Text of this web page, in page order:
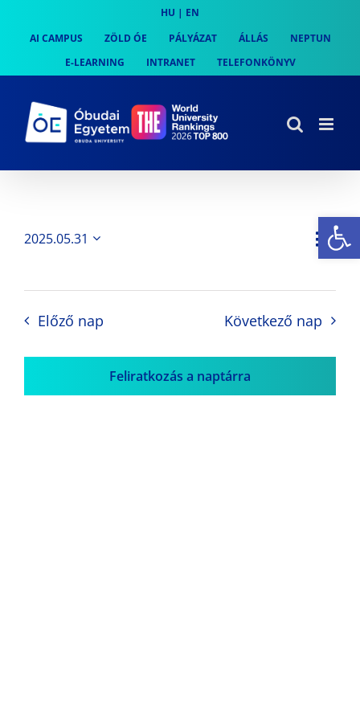
content
HU | EN
AI CAMPUS
ZÖLD ÓE PÁLYÁZAT ÁLLÁS
NEPTUN
E-LEARNING
INTRANET TELEFONKÖNYV
Nap
2025.05.31
Előző nap Következő nap
Feliratkozás a naptárra